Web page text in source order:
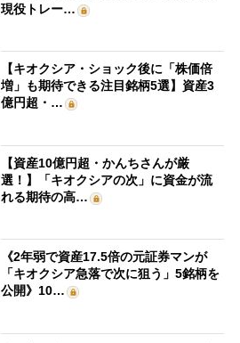
現役トレー…
【キオクシア・ショック後に「株価倍
増」も期待できる注目銘柄5選】資産3
億円超・…
【資産10億円超・かんちさんが厳
選！】「キオクシアの次」に資金が流
れる期待の高…
《2年弱で資産17.5倍の元証券マンが
「キオクシア急落で次に狙う」5銘柄を
公開》10…